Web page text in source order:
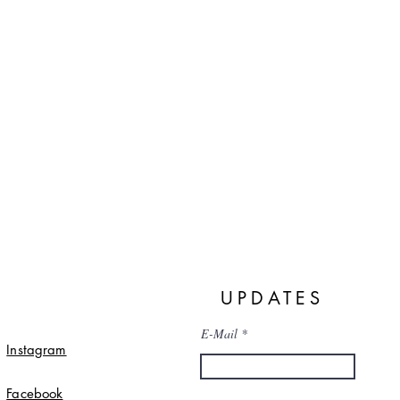
Instagram
Facebook
UPDATES
E-Mail